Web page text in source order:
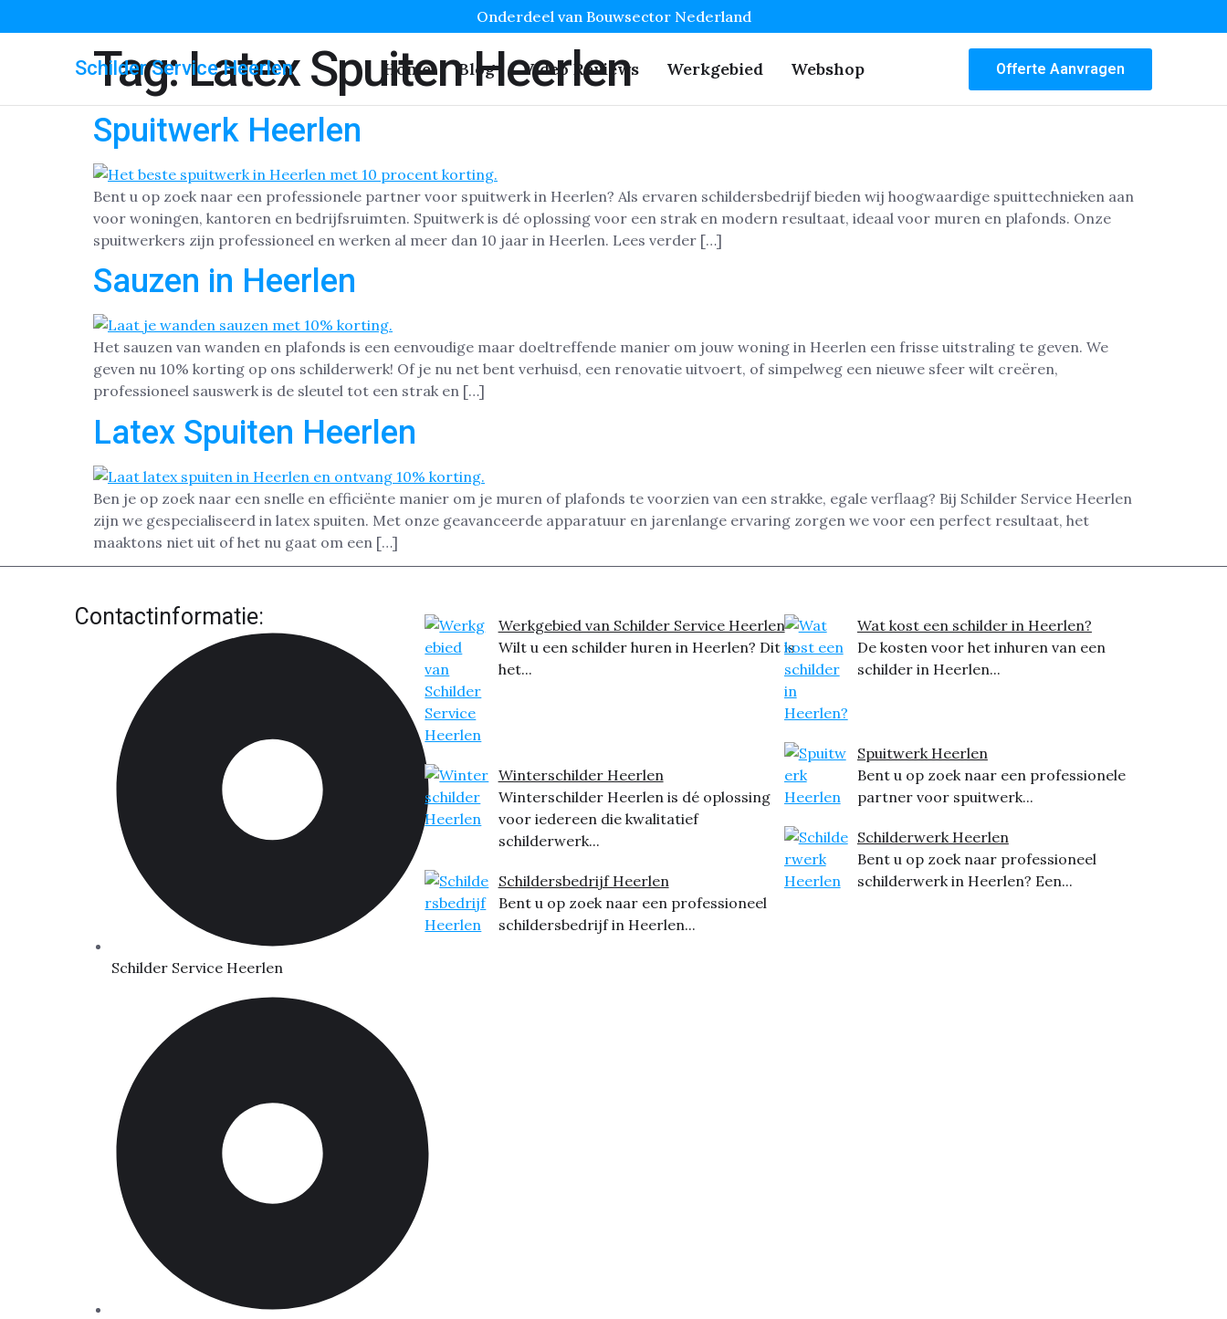
Onderdeel van Bouwsector Nederland
Schilder Service Heerlen Home Blog Video Reviews Werkgebied Webshop Offerte Aanvragen
Tag:Latex Spuiten Heerlen
Spuitwerk Heerlen
Bent u op zoek naar een professionele partner voor spuitwerk in Heerlen? Als ervaren schildersbedrijf bieden wij hoogwaardige spuittechnieken aan
voor woningen, kantoren en bedrijfsruimten. Spuitwerk is dé oplossing voor een strak en modern resultaat, ideaal voor muren en plafonds. Onze
spuitwerkers zijn professioneel en werken al meer dan 10 jaar in Heerlen. Lees verder […]
Sauzen in Heerlen
Het sauzen van wanden en plafonds is een eenvoudige maar doeltreffende manier om jouw woning in Heerlen een frisse uitstraling te geven. We
geven nu 10% korting op ons schilderwerk! Of je nu net bent verhuisd, een renovatie uitvoert, of simpelweg een nieuwe sfeer wilt creëren,
professioneel sauswerk is de sleutel tot een strak en […]
Latex Spuiten Heerlen
Ben je op zoek naar een snelle en efficiënte manier om je muren of plafonds te voorzien van een strakke, egale verflaag? Bij Schilder Service Heerlen
zijn we gespecialiseerd in latex spuiten. Met onze geavanceerde apparatuur en jarenlange ervaring zorgen we voor een perfect resultaat, het
maaktons niet uit of het nu gaat om een […]
Contactinformatie:
Schilder Service Heerlen
Werkgebied van Schilder Service Heerlen
Wilt u een schilder huren in Heerlen? Dit is
het...
Winterschilder Heerlen
Winterschilder Heerlen is dé oplossing
voor iedereen die kwalitatief
schilderwerk...
Schildersbedrijf Heerlen
Bent u op zoek naar een professioneel
schildersbedrijf in Heerlen...
Wat kost een schilder in Heerlen?
De kosten voor het inhuren van een
schilder in Heerlen...
Spuitwerk Heerlen
Bent u op zoek naar een professionele
partner voor spuitwerk...
Schilderwerk Heerlen
Bent u op zoek naar professioneel
schilderwerk in Heerlen? Een...